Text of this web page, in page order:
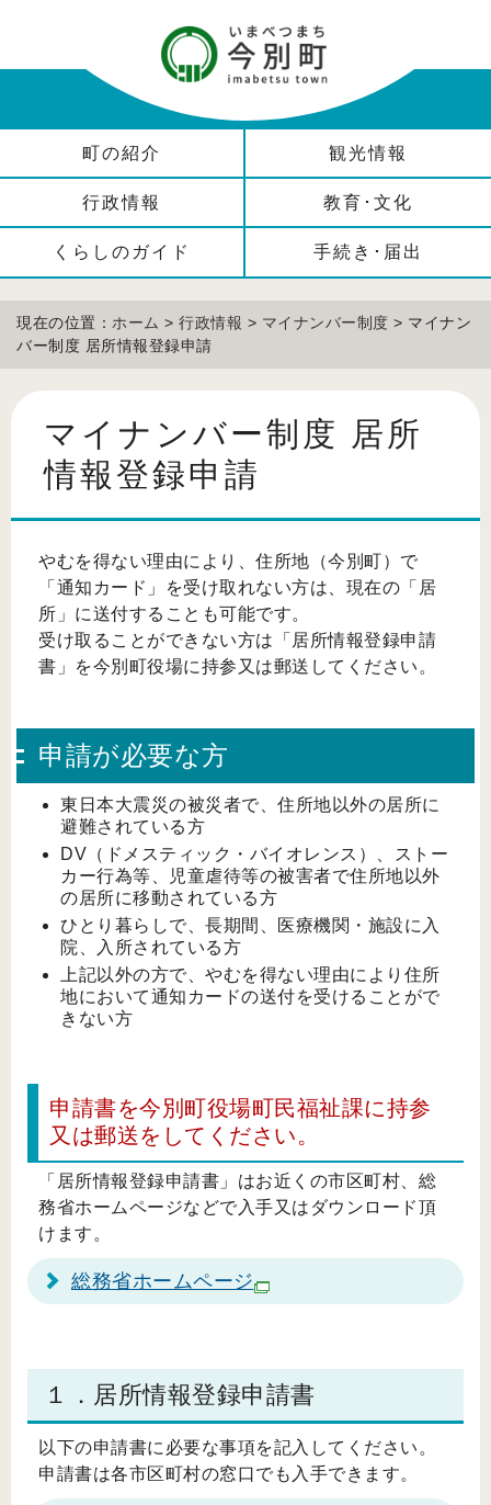
町の紹介 観光情報
行政情報 教育･文化
くらしのガイド 手続き･届出
現在の位置： ホーム > 行政情報 > マイナンバー制度 > マイナン
バー制度 居所情報登録申請
マイナンバー制度 居所
情報登録申請
やむを得ない理由により、住所地（今別町）で
「通知カード」を受け取れない方は、現在の「居
所」に送付することも可能です。
受け取ることができない方は「居所情報登録申請
書」を今別町役場に持参又は郵送してください。
申請が必要な方
東日本大震災の被災者で、住所地以外の居所に
避難されている方
DV（ドメスティック・バイオレンス）、ストー
カー行為等、児童虐待等の被害者で住所地以外
の居所に移動されている方
ひとり暮らしで、長期間、医療機関・施設に入
院、入所されている方
上記以外の方で、やむを得ない理由により住所
地において通知カードの送付を受けることがで
きない方
申請書を今別町役場町民福祉課に持参
又は郵送をしてください。
「居所情報登録申請書」はお近くの市区町村、総
務省ホームページなどで入手又はダウンロード頂
けます。
総務省ホームページ
１．居所情報登録申請書
以下の申請書に必要な事項を記入してください。
申請書は各市区町村の窓口でも入手できます。